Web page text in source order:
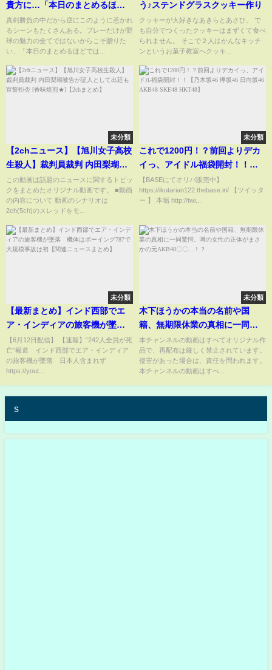
貴方に…「本日のまとめるほど
ではない」まとめ。
真剣勝負の中だから逆にこのように惹かれ
るシーンもたくさんある。プレーだけが野
球の魅力の全てではないからこそ贈りた
い、「本日のまとめるほどでは...
う♪ステンドグラスクッキー作り
クッキーが大好きなあきらとあさひ。 で
も自分でつくったクッキーはまずくて食べ
られません。 そこで２人はかんなキッチ
ンというお菓子教室へクッキ...
未分類
【2chニュース】【旭川女子高校
生殺人】裁判員裁判 内田梨瑚被
告が証人として出廷も宣誓拒否
[香味焙煎★]【2chまとめ】
この動画は話題のニュースに関するトピッ
クをまとめたオリジナル動画です。 ■動画
の内容について 動画のシナリオは
2ch(5ch)のスレッドをモ...
未分類
これで1200円！？前回よりデカ
イっ、アイドル福袋開封！！
【乃木坂46 欅坂46 日向坂46
AKB48 SKE48 HKT48】
【BASEにてオリパ販売中】
https://ikutarian122.thebase.in/ 【ツイッタ
ー 】 本垢 http://twi...
未分類
【最新まとめ】インド西部でエ
ア・インディアの旅客機が墜
落 機体はボーイング787で大規
模事故は初【関連ニュースまと
め】
【6月12日配信】 【速報】“242人全員が死
亡”報道 インド西部でエア・インディア
の旅客機が墜落 日本人含まれず
https://yout...
未分類
木下ほうかの本当の名前や国
籍、無期限休業の真相に一同驚
愕。噂の女性の正体がまさかの
元AKB48〇〇...！？
本チャンネルの動画はすべてオリジナル作
品で、再配布は厳しく禁止されています。
侵害があった場合は、責任を問われます。
本チャンネルの動画はすべ...
s